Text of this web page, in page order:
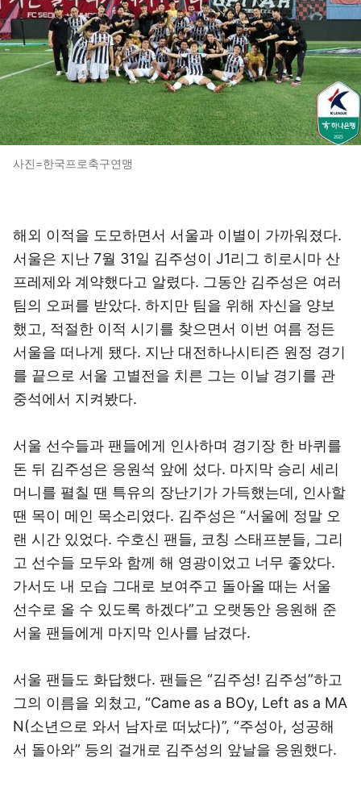
사진=한국프로축구연맹
해외 이적을 도모하면서 서울과 이별이 가까워졌다.
서울은 지난 7월 31일 김주성이 J1리그 히로시마 산
프레제와 계약했다고 알렸다. 그동안 김주성은 여러
팀의 오퍼를 받았다. 하지만 팀을 위해 자신을 양보
했고, 적절한 이적 시기를 찾으면서 이번 여름 정든
서울을 떠나게 됐다. 지난 대전하나시티즌 원정 경기
를 끝으로 서울 고별전을 치른 그는 이날 경기를 관
중석에서 지켜봤다.
서울 선수들과 팬들에게 인사하며 경기장 한 바퀴를
돈 뒤 김주성은 응원석 앞에 섰다. 마지막 승리 세리
머니를 펼칠 땐 특유의 장난기가 가득했는데, 인사할
땐 목이 메인 목소리였다. 김주성은 “서울에 정말 오
랜 시간 있었다. 수호신 팬들, 코칭 스태프분들, 그리
고 선수들 모두와 함께 해 영광이었고 너무 좋았다.
가서도 내 모습 그대로 보여주고 돌아올 때는 서울
선수로 올 수 있도록 하겠다”고 오랫동안 응원해 준
서울 팬들에게 마지막 인사를 남겼다.
서울 팬들도 화답했다. 팬들은 “김주성! 김주성”하고
그의 이름을 외쳤고, “Came as a BOy, Left as a MA
N(소년으로 와서 남자로 떠났다)”, “주성아, 성공해
서 돌아와” 등의 걸개로 김주성의 앞날을 응원했다.